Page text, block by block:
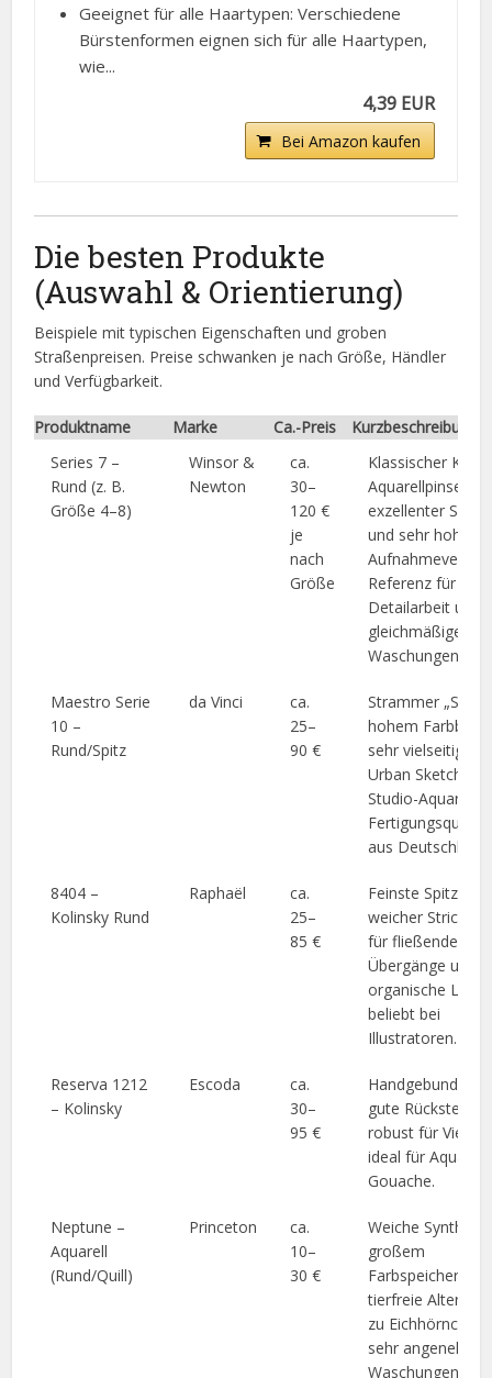
Geeignet für alle Haartypen: Verschiedene
Bürstenformen eignen sich für alle Haartypen,
wie...
4,39 EUR
Bei Amazon kaufen
Die besten Produkte
(Auswahl & Orientierung)
Beispiele mit typischen Eigenschaften und groben
Straßenpreisen. Preise schwanken je nach Größe, Händler
und Verfügbarkeit.
Produktname Marke Ca.-Preis
Kurzbeschreibung
Series 7 –
Rund (z. B.
Größe 4–8)
Winsor &
Newton
ca.
30–
120 €
je
nach
Größe
Klassischer
Aquarellpinsel
exzellenter Spitze
und sehr hohem
Referenz für
Detailarbeit und
gleichmäßige
Waschungen.
Maestro Serie
10 –
Rund/Spitz
da Vinci
ca.
25–
90 €
Strammer
hohem
sehr vielseitig
Urban Sketching
Studio-Aquarell.
aus Deutschland.
8404 –
Kolinsky Rund
Raphaël
ca.
25–
85 €
Feinste Spitze,
weicher Strich,
für fließende
Übergänge und
organische
beliebt bei
Illustratoren.
Reserva 1212
– Kolinsky
Escoda
ca.
30–
95 €
Handgebunden,
gute
robust für
ideal für Aquarell
Gouache.
Neptune –
Aquarell
(Rund/Quill)
Princeton
ca.
10–
30 €
Weiche
großem
Farbspeicher;
tierfreie
zu Eichhörnchen,
sehr angenehm
Waschungen.